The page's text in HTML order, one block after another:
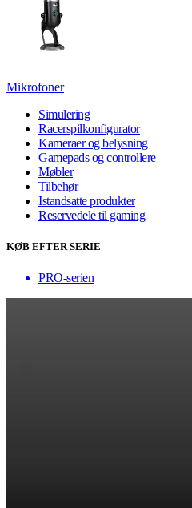
Mikrofoner
Simulering
Racerspilkonfigurator
Kameraer og belysning
Gamepads og controllere
Møbler
Tilbehør
Istandsatte produkter
Reservedele til gaming
KØB EFTER SERIE
PRO-serien